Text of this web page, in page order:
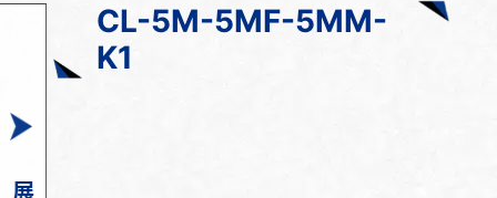
CL-5M-5MF-5MM-
K1